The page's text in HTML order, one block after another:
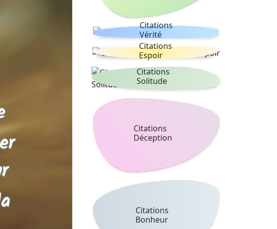
Citations
Vérité
Citations
Espoir
Citations
Solitude
Citations
Déception
Citations
Bonheur